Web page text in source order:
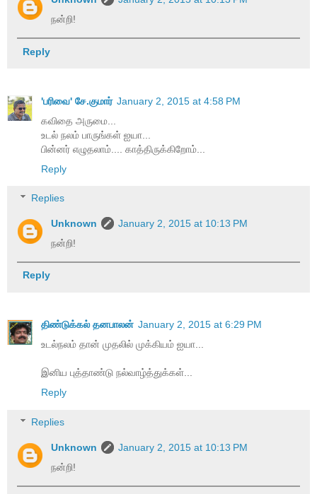
நன்றி!
Reply
'பரிவை' சே.குமார் January 2, 2015 at 4:58 PM
கவிதை அருமை...
உடல் நலம் பாருங்கள் ஐயா...
பின்னர் எழுதலாம்.... காத்திருக்கிறோம்...
Reply
Replies
Unknown
January 2, 2015 at 10:13 PM
நன்றி!
Reply
திண்டுக்கல் தனபாலன் January 2, 2015 at 6:29 PM
உடல்நலம் தான் முதலில் முக்கியம் ஐயா...
இனிய புத்தாண்டு நல்வாழ்த்துக்கள்...
Reply
Replies
Unknown
January 2, 2015 at 10:13 PM
நன்றி!